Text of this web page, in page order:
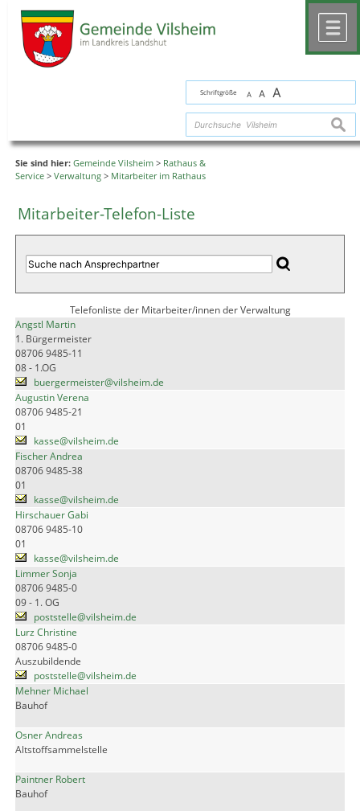
Schriftgröße A A A
Sie sind hier: Gemeinde Vilsheim > Rathaus &
Service > Verwaltung > Mitarbeiter im Rathaus
Mitarbeiter-Telefon-Liste
Telefonliste der Mitarbeiter/innen der Verwaltung
Angstl Martin
1. Bürgermeister
08706 9485-11
08 - 1.OG
buergermeister@vilsheim.de
Augustin Verena
08706 9485-21
01
kasse@vilsheim.de
Fischer Andrea
08706 9485-38
01
kasse@vilsheim.de
Hirschauer Gabi
08706 9485-10
01
kasse@vilsheim.de
Limmer Sonja
08706 9485-0
09 - 1. OG
poststelle@vilsheim.de
Lurz Christine
08706 9485-0
Auszubildende
poststelle@vilsheim.de
Mehner Michael
Bauhof
Osner Andreas
Altstoffsammelstelle
Paintner Robert
Bauhof